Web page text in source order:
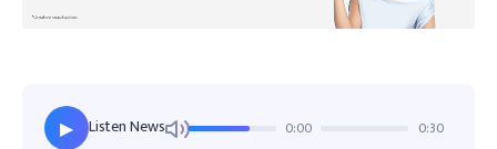
▶ Listen News 0:00 0:30